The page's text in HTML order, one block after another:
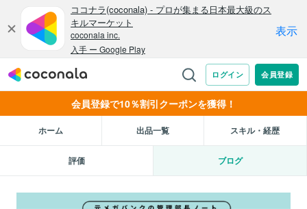
会員登録で10％割引クーポンを獲得！
ホーム 出品一覧 スキル・経歴
評価 ブログ